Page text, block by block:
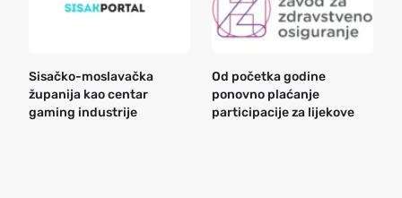
Sisačko-moslavačka
županija kao centar
gaming industrije
Od početka godine
ponovno plaćanje
participacije za lijekove